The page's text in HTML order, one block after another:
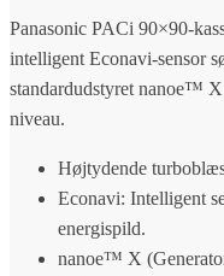
Panasonic PACi 90×90-
intelligent Econavi-sensor
standardudstyret nanoe™
niveau.
Højtydende
Econavi: Intelligent
energispild.
nanoe™ X